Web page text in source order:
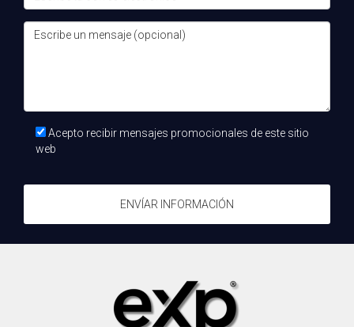
sobre la venta. Recuerda que estoy aquí para ayudarte en
cada paso del camino hacia la venta exitosa de tu piso.
Acepto recibir mensajes promocionales de este sitio
web
ENVÍAR INFORMACIÓN